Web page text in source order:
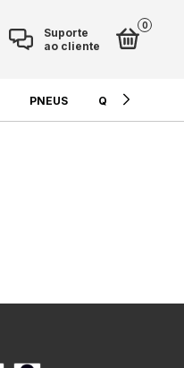
Suporte
ao cliente
0
PNEUS QUÍMICOS E